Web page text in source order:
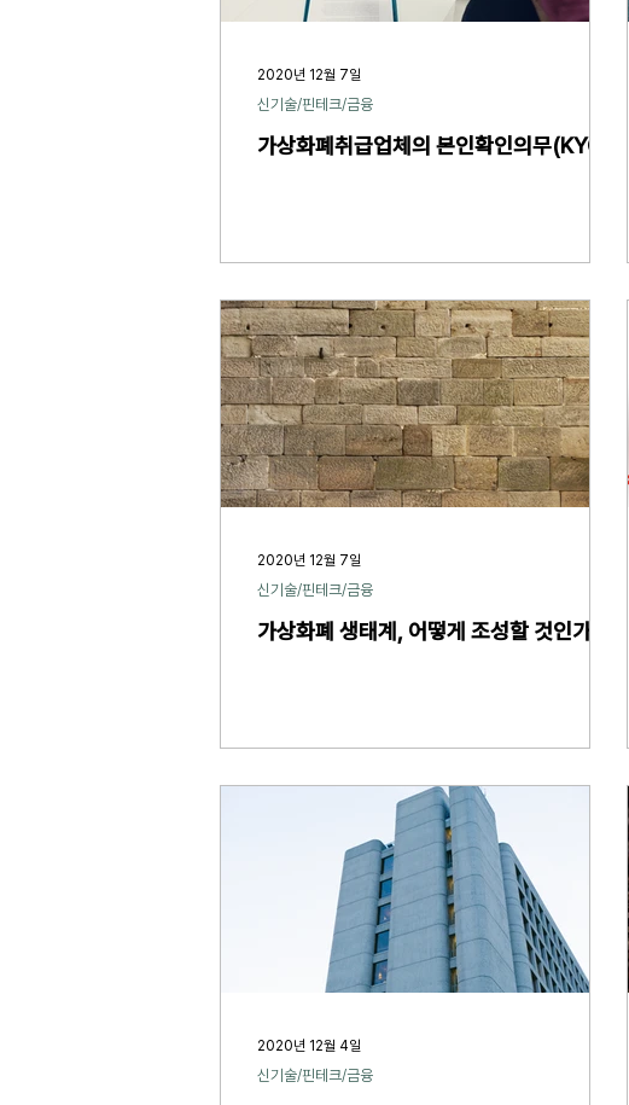
가상화폐취급업체의 본인확인의무(KYC)
신기술/핀테크/금융
2020년 12월 7일
가상화폐 생태계, 어떻게 조성할 것인가
신기술/핀테크/금융
2020년 12월 7일
신기술/핀테크/금융
2020년 12월 4일